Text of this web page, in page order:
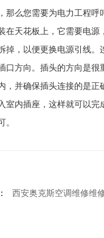
那么您需要为电力工程呼
在天花板上，它需要电
掉，以便更换电源引线。
口方向。插头的方向是
，并确保插头连接的是
室内插座，这样就可以
。
西安奥克斯空调维修维修客服电话*